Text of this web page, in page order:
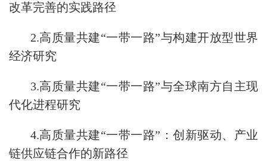
改革完善的实践路径
2.高质量共建“一带一路”与构建开放型世界
经济研究
3.高质量共建“一带一路”与全球南方自主现
代化进程研究
4.高质量共建“一带一路”：创新驱动、产业
链供应链合作的新路径